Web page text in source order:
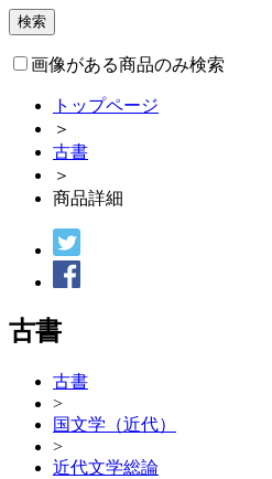
画像がある商品のみ検索
トップページ
＞
古書
＞
商品詳細
古書
古書
>
国文学（近代）
>
近代文学総論